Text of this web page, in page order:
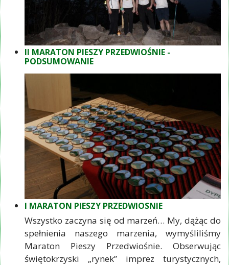
II MARATON PIESZY PRZEDWIOŚNIE -
PODSUMOWANIE
I MARATON PIESZY PRZEDWIOSNIE
Wszystko zaczyna się od marzeń… My, dążąc do
spełnienia naszego marzenia, wymyśliliśmy
Maraton Pieszy Przedwiośnie. Obserwując
świętokrzyski „rynek” imprez turystycznych,